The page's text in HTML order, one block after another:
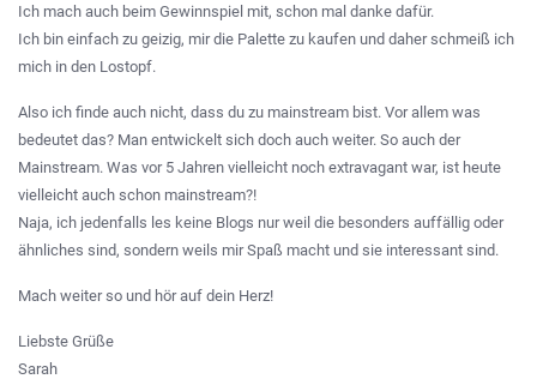
Ich mach auch beim Gewinnspiel mit, schon mal danke dafür.
Ich bin einfach zu geizig, mir die Palette zu kaufen und daher schmeiß ich
mich in den Lostopf.
Also ich finde auch nicht, dass du zu mainstream bist. Vor allem was
bedeutet das? Man entwickelt sich doch auch weiter. So auch der
Mainstream. Was vor 5 Jahren vielleicht noch extravagant war, ist heute
vielleicht auch schon mainstream?!
Naja, ich jedenfalls les keine Blogs nur weil die besonders auffällig oder
ähnliches sind, sondern weils mir Spaß macht und sie interessant sind.
Mach weiter so und hör auf dein Herz!
Liebste Grüße
Sarah